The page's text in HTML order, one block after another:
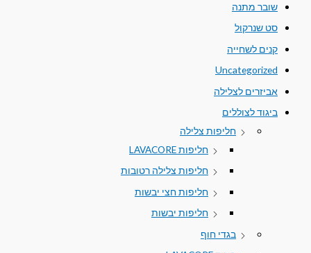
שובר מתנה
סט שנרקול
קנים לשחייה
Uncategorized
אביזרים לצלילה
ביגוד לצוללים
חליפות צלילה
חליפות LAVACORE
חליפות צלילה רטובות
חליפות חצי יבשות
חליפות יבשות
בגדי חוף